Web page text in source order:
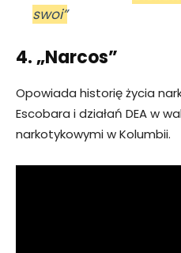
swoi”
4. „Narcos”
Opowiada historię życia
Escobara i działań DEA w
narkotykowymi w Kolumbii.